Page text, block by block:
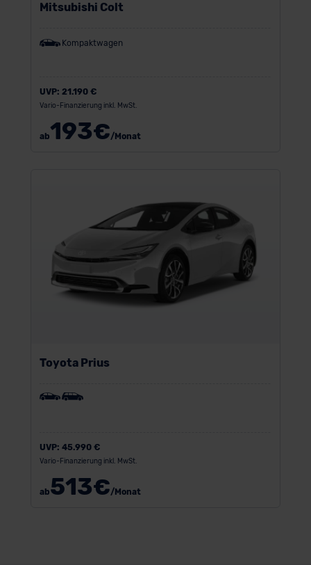
Mitsubishi Colt
Kompaktwagen
UVP: 21.190 €
Vario-Finanzierung inkl. MwSt.
ab193€/Monat
Toyota Prius
UVP: 45.990 €
Vario-Finanzierung inkl. MwSt.
ab513€/Monat